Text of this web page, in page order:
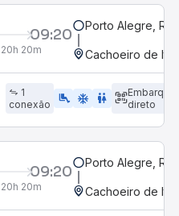
09:20
20h 20m
Porto Alegre, RS
Cachoeiro de
1
conexão
airline_seat_legroom_extra ac_unit WC
Embarque
direto
09:20
20h 20m
Porto Alegre, RS
Cachoeiro de